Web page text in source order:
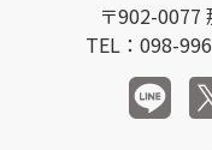
〒902-0077
TEL：098-